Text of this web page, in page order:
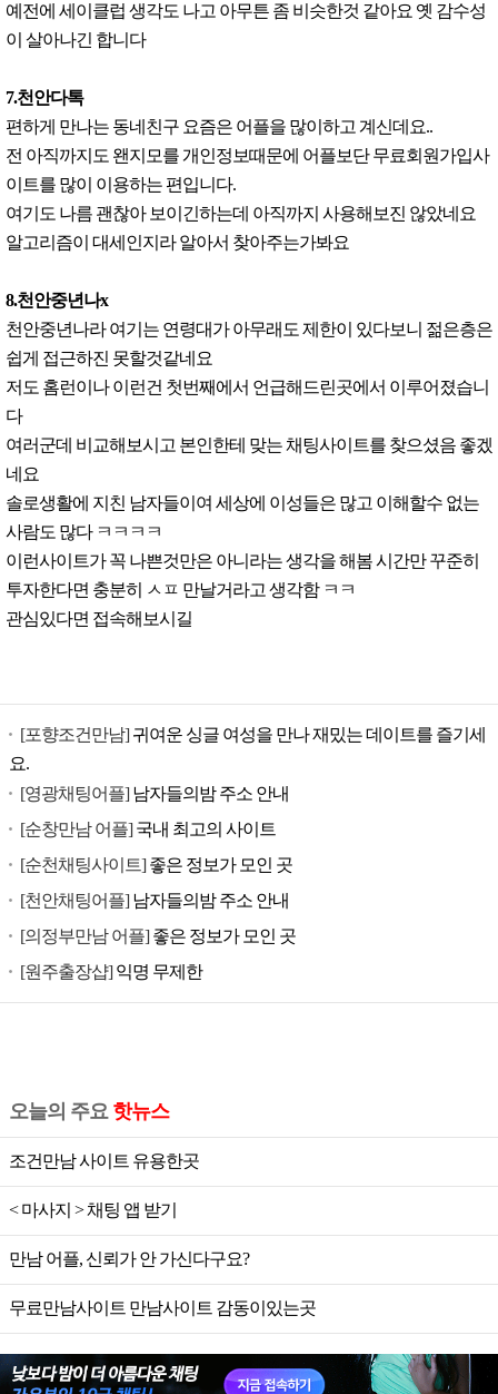
예전에 세이클럽 생각도 나고 아무튼 좀 비슷한것 같아요 옛 감수성
이 살아나긴 합니다
7.천안다톡
편하게 만나는 동네친구 요즘은 어플을 많이하고 계신데요..
전 아직까지도 왠지모를 개인정보때문에 어플보단 무료회원가입사
이트를 많이 이용하는 편입니다.
여기도 나름 괜찮아 보이긴하는데 아직까지 사용해보진 않았네요
알고리즘이 대세인지라 알아서 찾아주는가봐요
8.천안중년나x
천안중년나라 여기는 연령대가 아무래도 제한이 있다보니 젊은층은
쉽게 접근하진 못할것같네요
저도 홈런이나 이런건 첫번째에서 언급해드린곳에서 이루어졌습니
다
여러군데 비교해보시고 본인한테 맞는 채팅사이트를 찾으셨음 좋겠
네요
솔로생활에 지친 남자들이여 세상에 이성들은 많고 이해할수 없는
사람도 많다 ㅋㅋㅋㅋ
이런사이트가 꼭 나쁜것만은 아니라는 생각을 해봄 시간만 꾸준히
투자한다면 충분히 ㅅㅍ 만날거라고 생각함 ㅋㅋ
관심있다면 접속해보시길
[포향조건만남]귀여운 싱글 여성을 만나 재밌는 데이트를 즐기세
요.
[영광채팅어플]남자들의밤 주소 안내
[순창만남 어플]국내 최고의 사이트
[순천채팅사이트]좋은 정보가 모인 곳
[천안채팅어플]남자들의밤 주소 안내
[의정부만남 어플]좋은 정보가 모인 곳
[원주출장샵]익명 무제한
오늘의 주요핫뉴스
조건만남 사이트 유용한곳
< 마사지 > 채팅 앱 받기
만남 어플, 신뢰가 안 가신다구요?
무료만남사이트 만남사이트 감동이있는곳